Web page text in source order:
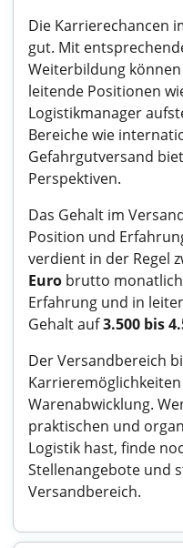
Die Karrierechancen
gut. Mit
Weiterbildung
leitende Positionen
Logistikmanager
Bereiche wie
Gefahrgutversand
Perspektiven.
Das Gehalt im
Position und
verdient in der Regel
Euro brutto
Erfahrung und in
Gehalt auf3.500 bis
Der Versandbereich
Warenabwicklung.
praktischen und
Logistik hast, finde
Stellenangebote und
Versandbereich.